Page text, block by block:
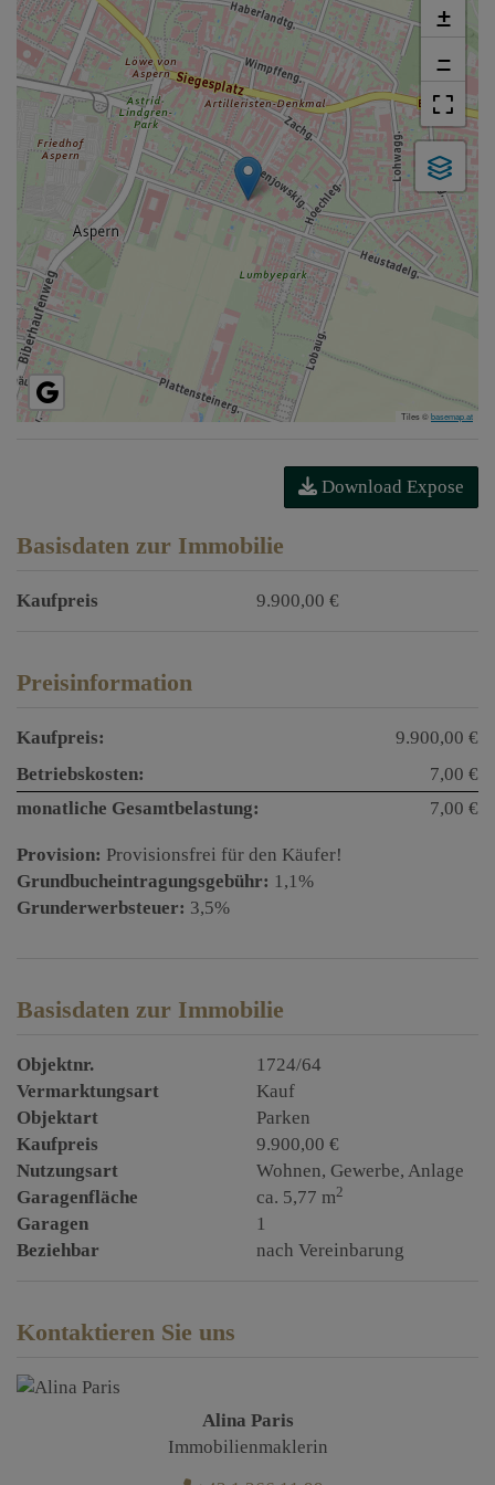
+
−
Tiles ©basemap.at
Download Expose
Basisdaten zur Immobilie
Kaufpreis 9.900,00 €
Preisinformation
Kaufpreis:
9.900,00 €
Betriebskosten:
7,00 €
monatliche Gesamtbelastung:
7,00 €
Provision: Provisionsfrei für den Käufer!
Grundbucheintragungsgebühr: 1,1%
Grunderwerbsteuer: 3,5%
Basisdaten zur Immobilie
Objektnr.
1724/64
Vermarktungsart
Kauf
Objektart
Parken
Kaufpreis
9.900,00 €
Nutzungsart
Wohnen Gewerbe Anlage
Garagenfläche
ca. 5,77 m2
Garagen
1
Beziehbar
nach Vereinbarung
Kontaktieren Sie uns
Alina Paris
Immobilienmaklerin